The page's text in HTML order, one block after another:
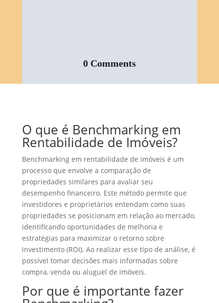
0 Comments
O que é Benchmarking em
Rentabilidade de Imóveis?
Benchmarking em rentabilidade de imóveis é um
processo que envolve a comparação de
propriedades similares para avaliar seu
desempenho financeiro. Este método permite que
investidores e proprietários entendam como suas
propriedades se posicionam em relação ao mercado,
identificando oportunidades de melhoria e
estratégias para maximizar o retorno sobre
investimento (ROI). Ao realizar esse tipo de análise, é
possível tomar decisões mais informadas sobre
compra, venda ou aluguel de imóveis.
Por que é importante fazer